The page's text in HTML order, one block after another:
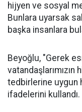
hijyen ve sosyal
Bunlara uyarsak
başka insanlara
Beyoğlu, "Gerek
vatandaşlarımızın
tedbirlerine uygun
ifadelerini kullandı.